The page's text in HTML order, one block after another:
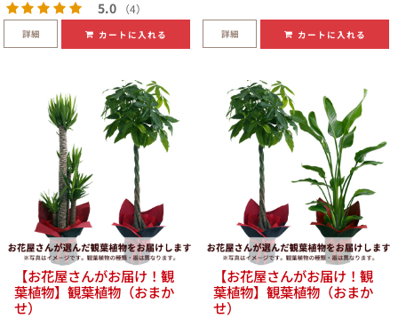
5.0 （4）
詳細 カートに入れる 詳細 カートに入れる
【お花屋さんがお届け！観
葉植物】観葉植物（おまか
せ）
【お花屋さんがお届け！観
葉植物】観葉植物（おまか
せ）